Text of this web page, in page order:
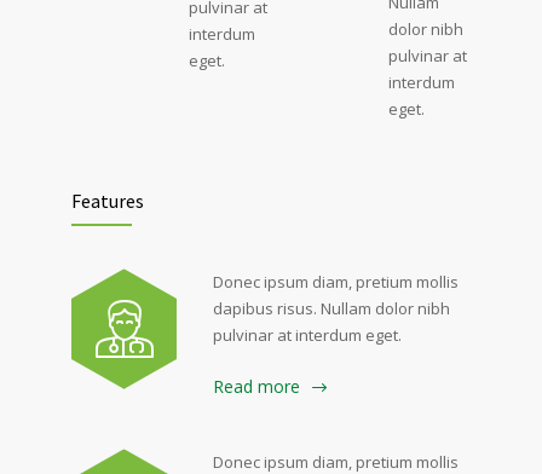
pulvinar at
interdum
eget.
dolor nibh
pulvinar at
interdum
eget.
Features
Donec ipsum diam, pretium mollis
dapibus risus. Nullam dolor nibh
pulvinar at interdum eget.
Read more
Donec ipsum diam, pretium mollis